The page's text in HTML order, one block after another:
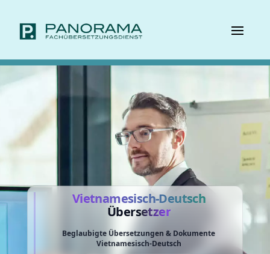
Vietnamesisch-Deutsch
Übersetzer
Beglaubigte Übersetzungen & Dokumente
Vietnamesisch-Deutsch